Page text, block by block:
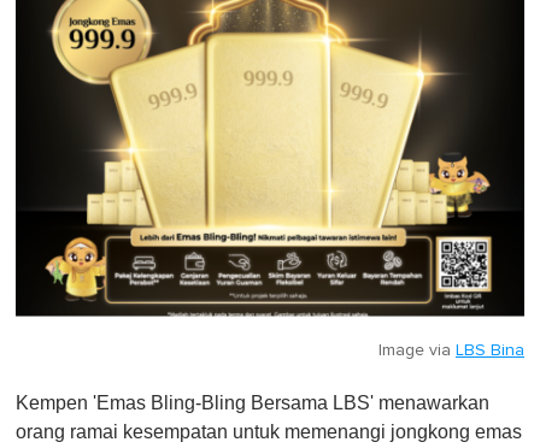
Image via LBS Bina
Kempen 'Emas Bling-Bling Bersama LBS' menawarkan
orang ramai kesempatan untuk memenangi jongkong emas